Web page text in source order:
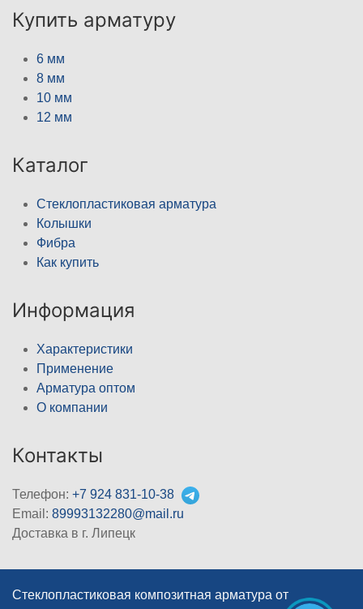
Купить арматуру
6 мм
8 мм
10 мм
12 мм
Каталог
Стеклопластиковая арматура
Колышки
Фибра
Как купить
Информация
Характеристики
Применение
Арматура оптом
О компании
Контакты
Телефон: +7 924 831-10-38
Email: 89993132280@mail.ru
Доставка в г. Липецк
Стеклопластиковая композитная арматура от